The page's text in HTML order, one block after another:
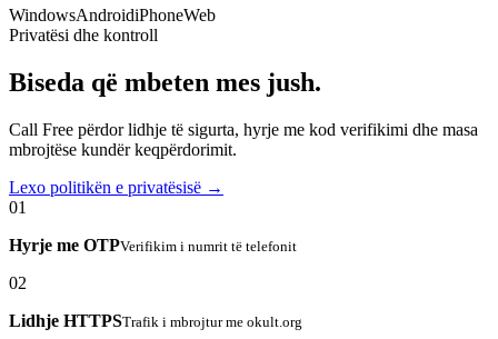
WindowsAndroidiPhoneWeb
Privatësi dhe kontroll
Biseda që mbeten mes jush.
Call Free përdor lidhje të sigurta, hyrje me kod verifikimi dhe masa
mbrojtëse kundër keqpërdorimit.
Lexo politikën e privatësisë →
01
Hyrje me OTPVerifikim i numrit të telefonit
02
Lidhje HTTPSTrafik i mbrojtur me okult.org